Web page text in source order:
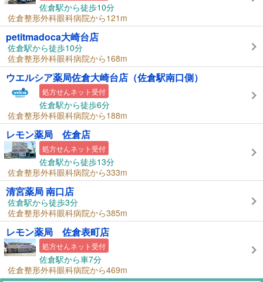
佐倉駅から徒歩10分
佐倉整形外科眼科病院から121m
petitmadoca大崎台店
佐倉駅から徒歩10分
佐倉整形外科眼科病院から168m
ウエルシア薬局佐倉大崎台店（佐倉駅南口側）
処方せんネット受付
佐倉駅から徒歩6分
佐倉整形外科眼科病院から188m
レモン薬局 佐倉店
処方せんネット受付
佐倉駅から徒歩13分
佐倉整形外科眼科病院から333m
清宮薬局 南口店
佐倉駅から徒歩3分
佐倉整形外科眼科病院から385m
レモン薬局 佐倉表町店
処方せんネット受付
佐倉駅から車7分
佐倉整形外科眼科病院から469m